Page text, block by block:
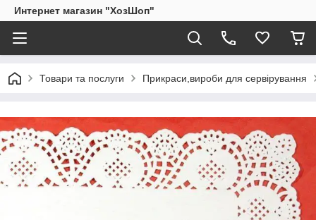
Интернет магазин "ХозШоп"
Товари та послуги Прикраси,вироби для сервірування